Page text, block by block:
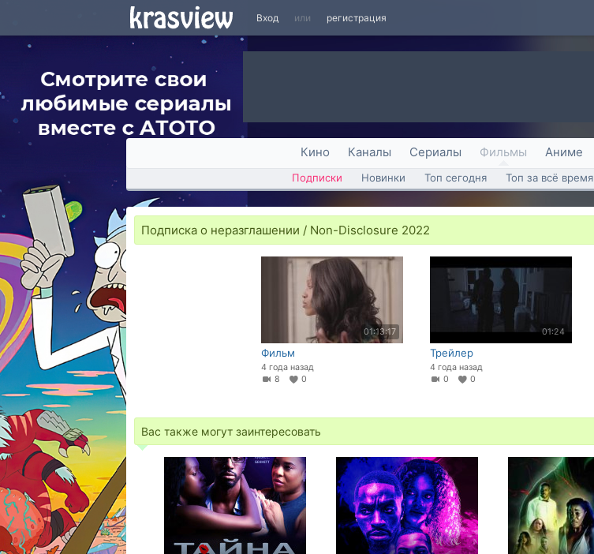
Вход или регистрация
Кино Каналы Сериалы Фильмы Аниме
Подписки Новинки Топ сегодня Топ за всё время
Подписка о неразглашении / Non-Disclosure 2022
01:13:17
Фильм
4 года назад
8
0
01:24
Трейлер
4 года назад
0
0
Вас также могут заинтересовать